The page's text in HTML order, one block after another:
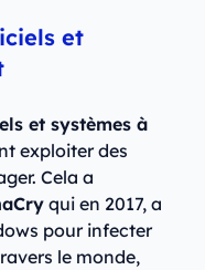
et
et systèmes à
exploiter des
Cela a
qui en 2017, a
pour infecter
le monde,